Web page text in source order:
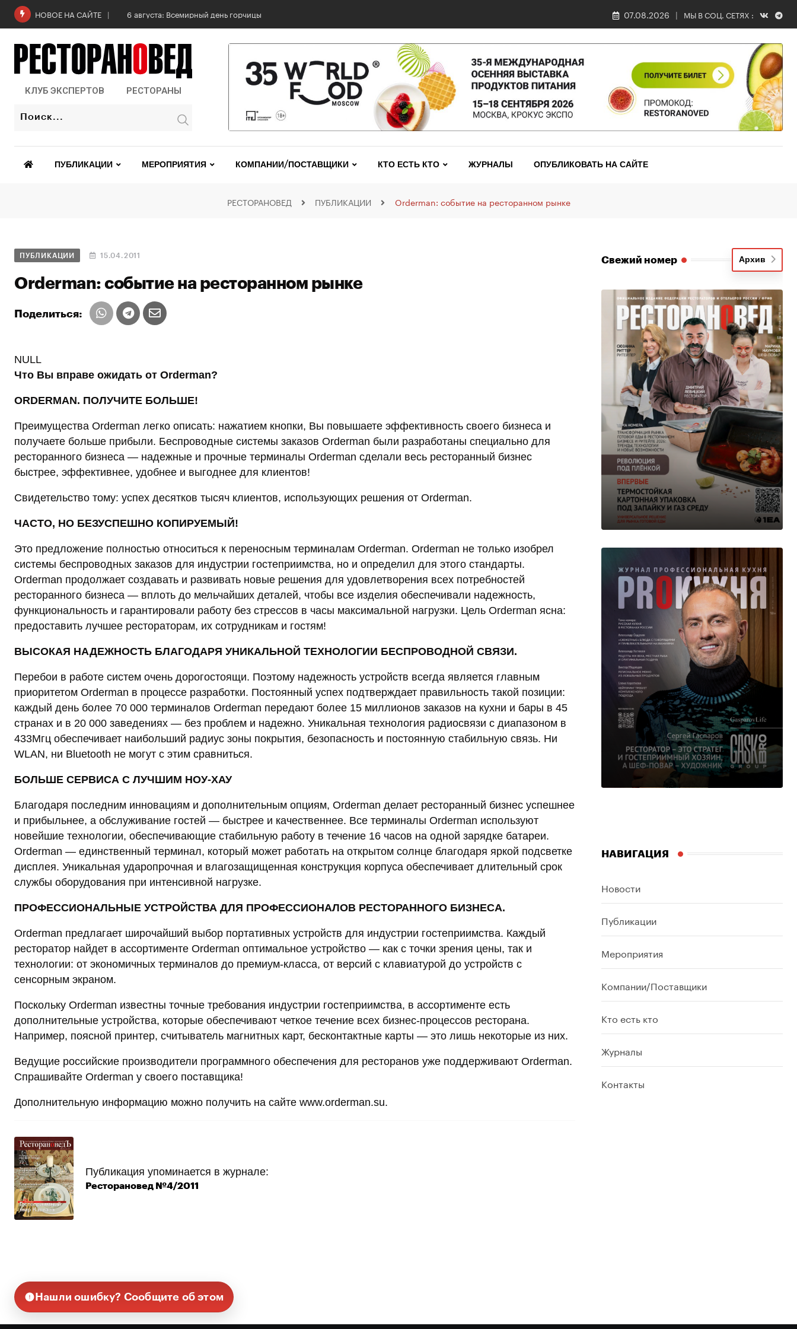
НОВОЕ НА САЙТЕ 6 августа: Всемирный день горчицы 07.08.2026 МЫ В СОЦ. СЕТЯХ :
КЛУБ ЭКСПЕРТОВ РЕСТОРАНЫ
ПУБЛИКАЦИИ МЕРОПРИЯТИЯ КОМПАНИИ/ПОСТАВЩИКИ КТО ЕСТЬ КТО ЖУРНАЛЫ ОПУБЛИКОВАТЬ НА САЙТЕ
РЕСТОРАНОВЕД ПУБЛИКАЦИИ Orderman: событие на ресторанном рынке
ПУБЛИКАЦИИ 15.04.2011
Orderman: событие на ресторанном рынке
Поделиться:
NULL
Что Вы вправе ожидать от Orderman?
ORDERMAN. ПОЛУЧИТЕ БОЛЬШЕ!
Преимущества Orderman легко описать: нажатием кнопки, Вы повышаете эффективность своего бизнеса и
получаете больше прибыли. Беспроводные системы заказов Orderman были разработаны специально для
ресторанного бизнеса — надежные и прочные терминалы Orderman сделали весь ресторанный бизнес
быстрее, эффективнее, удобнее и выгоднее для клиентов!
Свидетельство тому: успех десятков тысяч клиентов, использующих решения от Orderman.
ЧАСТО, НО БЕЗУСПЕШНО КОПИРУЕМЫЙ!
Это предложение полностью относиться к переносным терминалам Orderman. Orderman не только изобрел
системы беспроводных заказов для индустрии гостеприимства, но и определил для этого стандарты.
Orderman продолжает создавать и развивать новые решения для удовлетворения всех потребностей
ресторанного бизнеса — вплоть до мельчайших деталей, чтобы все изделия обеспечивали надежность,
функциональность и гарантировали работу без стрессов в часы максимальной нагрузки. Цель Orderman ясна:
предоставить лучшее рестораторам, их сотрудникам и гостям!
ВЫСОКАЯ НАДЕЖНОСТЬ БЛАГОДАРЯ УНИКАЛЬНОЙ ТЕХНОЛОГИИ БЕСПРОВОДНОЙ СВЯЗИ.
Перебои в работе систем очень дорогостоящи. Поэтому надежность устройств всегда является главным
приоритетом Orderman в процессе разработки. Постоянный успех подтверждает правильность такой позиции:
каждый день более 70 000 терминалов Orderman передают более 15 миллионов заказов на кухни и бары в 45
странах и в 20 000 заведениях — без проблем и надежно. Уникальная технология радиосвязи с диапазоном в
433Мгц обеспечивает наибольший радиус зоны покрытия, безопасность и постоянную стабильную связь. Ни
WLAN, ни Bluetooth не могут с этим сравниться.
БОЛЬШЕ СЕРВИСА С ЛУЧШИМ НОУ-ХАУ
Благодаря последним инновациям и дополнительным опциям, Orderman делает ресторанный бизнес успешнее
и прибыльнее, а обслуживание гостей — быстрее и качественнее. Все терминалы Orderman используют
новейшие технологии, обеспечивающие стабильную работу в течение 16 часов на одной зарядке батареи.
Orderman — единственный терминал, который может работать на открытом солнце благодаря яркой подсветке
дисплея. Уникальная ударопрочная и влагозащищенная конструкция корпуса обеспечивает длительный срок
службы оборудования при интенсивной нагрузке.
ПРОФЕССИОНАЛЬНЫЕ УСТРОЙСТВА ДЛЯ ПРОФЕССИОНАЛОВ РЕСТОРАННОГО БИЗНЕСА.
Orderman предлагает широчайший выбор портативных устройств для индустрии гостеприимства. Каждый
ресторатор найдет в ассортименте Orderman оптимальное устройство — как с точки зрения цены, так и
технологии: от экономичных терминалов до премиум-класса, от версий с клавиатурой до устройств с
сенсорным экраном.
Поскольку Orderman известны точные требования индустрии гостеприимства, в ассортименте есть
дополнительные устройства, которые обеспечивают четкое течение всех бизнес-процессов ресторана.
Например, поясной принтер, считыватель магнитных карт, бесконтактные карты — это лишь некоторые из них.
Ведущие российские производители программного обеспечения для ресторанов уже поддерживают Orderman.
Спрашивайте Orderman у своего поставщика!
Дополнительную информацию можно получить на сайте www.orderman.su.
Публикация упоминается в журнале:
Ресторановед №4/2011
Нашли ошибку? Сообщите об этом
Свежий номер Архив
НАВИГАЦИЯ
Новости
Публикации
Мероприятия
Компании/Поставщики
Кто есть кто
Журналы
Контакты